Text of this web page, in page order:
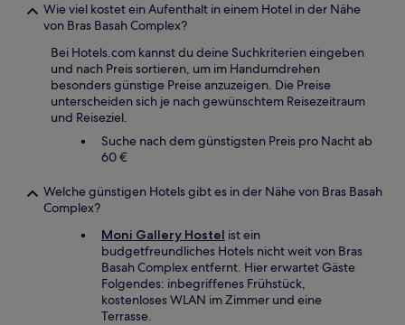
Wie viel kostet ein Aufenthalt in einem Hotel in der Nähe
von Bras Basah Complex?
Bei Hotels.com kannst du deine Suchkriterien eingeben
und nach Preis sortieren, um im Handumdrehen
besonders günstige Preise anzuzeigen. Die Preise
unterscheiden sich je nach gewünschtem Reisezeitraum
und Reiseziel.
Suche nach dem günstigsten Preis pro Nacht ab
60 €
Welche günstigen Hotels gibt es in der Nähe von Bras Basah
Complex?
Moni Gallery Hostel ist ein
budgetfreundliches Hotels nicht weit von Bras
Basah Complex entfernt. Hier erwartet Gäste
Folgendes: inbegriffenes Frühstück,
kostenloses WLAN im Zimmer und eine
Terrasse.